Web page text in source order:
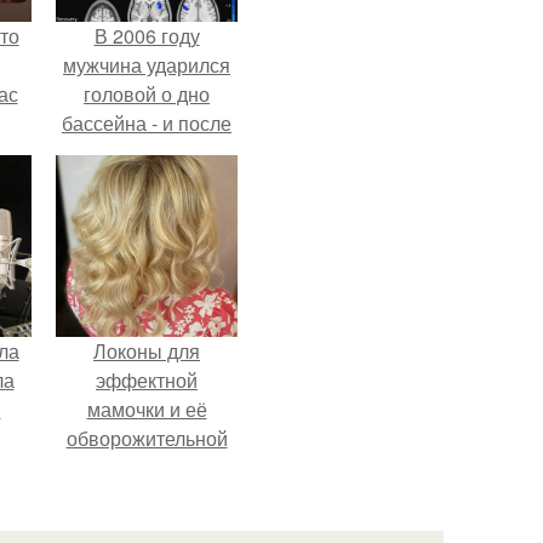
В 2006 году
мужчина ударился
головой о дно
бассейна - и после
этого его жизнь
изменилась самым
странным образом.
Локоны для
эффектной
мамочки и её
обворожительной